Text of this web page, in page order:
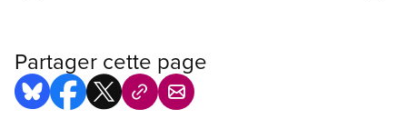
Partager cette page